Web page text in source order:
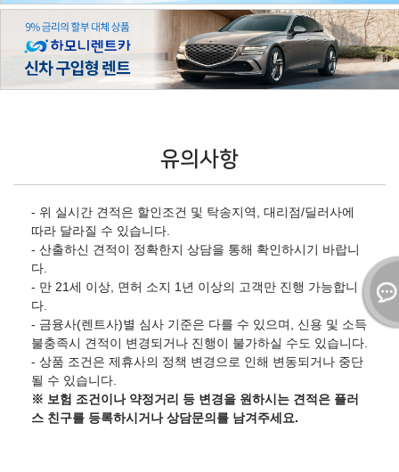
유의사항
- 위 실시간 견적은 할인조건 및 탁송지역, 대리점/딜러사에
따라 달라질 수 있습니다.
- 산출하신 견적이 정확한지 상담을 통해 확인하시기 바랍니
다.
- 만 21세 이상, 면허 소지 1년 이상의 고객만 진행 가능합니
다.
- 금융사(렌트사)별 심사 기준은 다를 수 있으며, 신용 및 소득
불충족시 견적이 변경되거나 진행이 불가하실 수도 있습니다.
- 상품 조건은 제휴사의 정책 변경으로 인해 변동되거나 중단
될 수 있습니다.
※ 보험 조건이나 약정거리 등 변경을 원하시는 견적은 플러
스 친구를 등록하시거나 상담문의를 남겨주세요.